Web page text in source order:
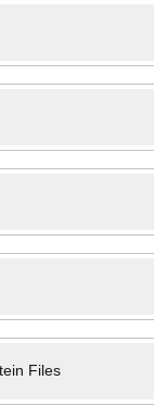
Files